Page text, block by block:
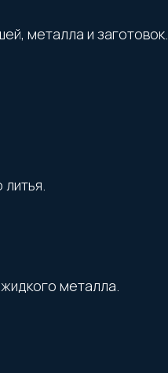
металла и заготовок.
металла.